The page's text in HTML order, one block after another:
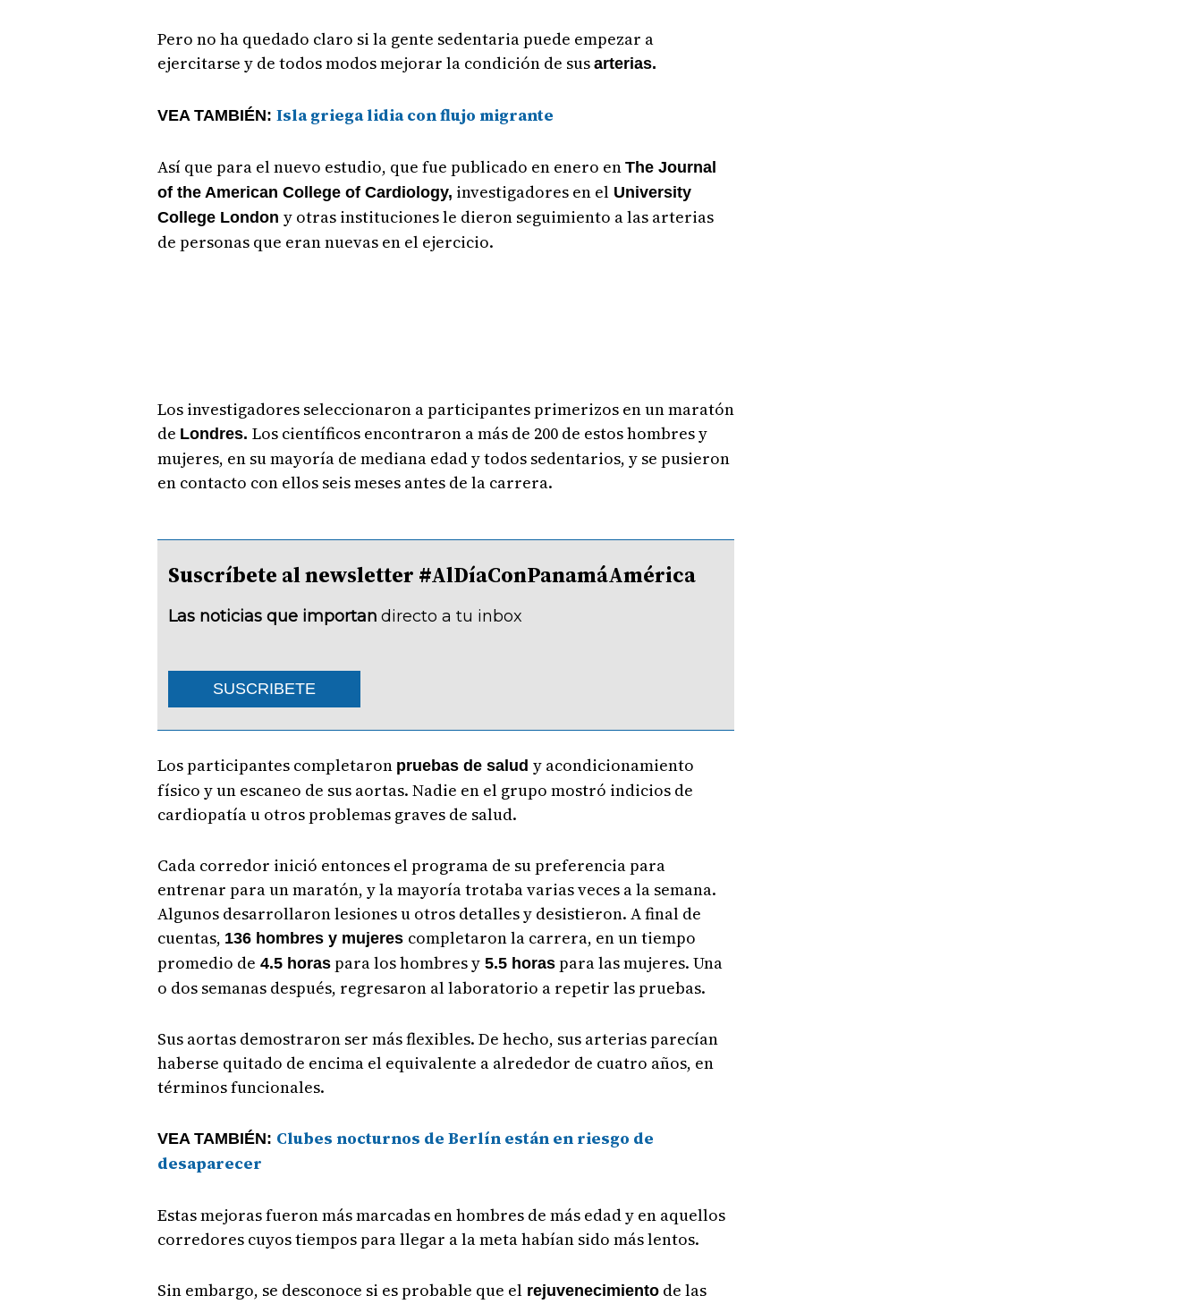
Pero no ha quedado claro si la gente sedentaria puede empezar a
ejercitarse y de todos modos mejorar la condición de sus arterias.
VEA TAMBIÉN: Isla griega lidia con flujo migrante
Así que para el nuevo estudio, que fue publicado en enero en The Journal
of the American College of Cardiology, investigadores en elUniversity
College London y otras instituciones le dieron seguimiento a las arterias
de personas que eran nuevas en el ejercicio.
Los investigadores seleccionaron a participantes primerizos en un maratón
de Londres. Los científicos encontraron a más de 200 de estos hombres y
mujeres, en su mayoría de mediana edad y todos sedentarios, y se pusieron
en contacto con ellos seis meses antes de la carrera.
Suscríbete al newsletter #AlDíaConPanamáAmérica
Las noticias que importan directo a tu inbox
SUSCRIBETE
Los participantes completaron pruebas de salud y acondicionamiento
físico y un escaneo de sus aortas. Nadie en el grupo mostró indicios de
cardiopatía u otros problemas graves de salud.
Cada corredor inició entonces el programa de su preferencia para
entrenar para un maratón, y la mayoría trotaba varias veces a la semana.
Algunos desarrollaron lesiones u otros detalles y desistieron. A final de
cuentas, 136 hombres y mujeres completaron la carrera, en un tiempo
promedio de 4.5 horaspara los hombres y5.5 horaspara las mujeres. Una
o dos semanas después, regresaron al laboratorio a repetir las pruebas.
Sus aortas demostraron ser más flexibles. De hecho, sus arterias parecían
haberse quitado de encima el equivalente a alrededor de cuatro años, en
términos funcionales.
VEA TAMBIÉN: Clubes nocturnos de Berlín están en riesgo de
desaparecer
Estas mejoras fueron más marcadas en hombres de más edad y en aquellos
corredores cuyos tiempos para llegar a la meta habían sido más lentos.
Sin embargo, se desconoce si es probable que elrejuvenecimientode las